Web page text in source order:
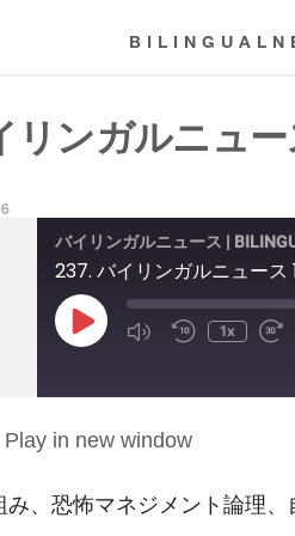
リンガルニュ
バイリンガルニュース |
237. バイリンガルニュース
Play
Episode
1x
Play in new window
み、恐怖マネジメント論理